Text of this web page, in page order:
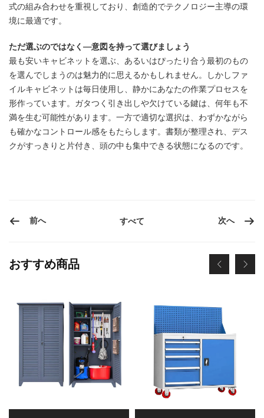
式の組み合わせを重視しており、創造的でテクノロジー主導の環
境に最適です。
ただ選ぶのではなく—意図を持って選びましょう
最も安いキャビネットを選ぶ、あるいはぴったり合う最初のもの
を選んでしまうのは魅力的に思えるかもしれません。しかしファ
イルキャビネットは毎日使用し、静かにあなたの作業プロセスを
形作っています。ガタつく引き出しや欠けている鍵は、何年も不
満を生む可能性があります。一方で適切な選択は、わずかながら
も確かなコントロール感をもたらします。書類が整理され、デス
クがすっきりと片付き、頭の中も集中できる状態になるのです。
前へ すべて 次へ
おすすめ商品